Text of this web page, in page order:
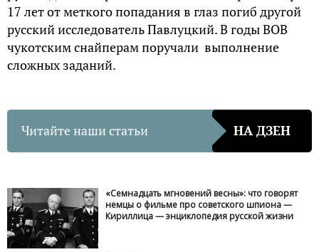
17 лет от меткого попадания в глаз погиб другой
русский исследователь Павлуцкий. В годы ВОВ
чукотским снайперам поручали выполнение
сложных заданий.
Читайте наши статьи НА ДЗЕН
«Семнадцать мгновений весны»: что говорят
немцы о фильме про советского шпиона —
Кириллица — энциклопедия русской жизни